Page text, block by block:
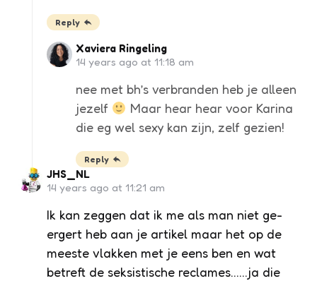
Reply
Xaviera Ringeling
14 years ago at 11:18 am
nee met bh’s verbranden heb je alleen
jezelf
Maar hear hear voor Karina
die eg wel sexy kan zijn, zelf gezien!
Reply
JHS_NL
14 years ago at 11:21 am
Ik kan zeggen dat ik me als man niet ge-
ergert heb aan je artikel maar het op de
meeste vlakken met je eens ben en wat
betreft de seksistische reclames……ja die